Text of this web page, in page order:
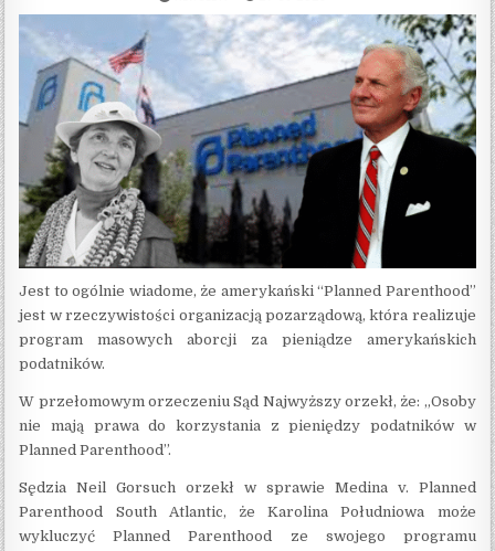
Jest to ogólnie wiadome, że amerykański “Planned Parenthood”
jest w rzeczywistości organizacją pozarządową, która realizuje
program masowych aborcji za pieniądze amerykańskich
podatników.
W przełomowym orzeczeniu Sąd Najwyższy orzekł, że: „Osoby
nie mają prawa do korzystania z pieniędzy podatników w
Planned Parenthood”.
Sędzia Neil Gorsuch orzekł w sprawie Medina v. Planned
Parenthood South Atlantic, że Karolina Południowa może
wykluczyć Planned Parenthood ze swojego programu